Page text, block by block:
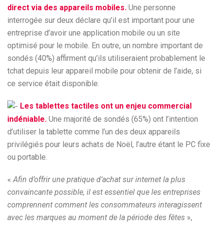
direct via des appareils mobiles. Une personne
interrogée sur deux déclare qu’il est important pour une
entreprise d’avoir une application mobile ou un site
optimisé pour le mobile. En outre, un nombre important de
sondés (40%) affirment qu’ils utiliseraient probablement le
tchat depuis leur appareil mobile pour obtenir de l’aide, si
ce service était disponible.
Les tablettes tactiles ont un enjeu commercial
indéniable. Une majorité de sondés (65%) ont l’intention
d’utiliser la tablette comme l’un des deux appareils
privilégiés pour leurs achats de Noël, l’autre étant le PC fixe
ou portable.
«Afin d’offrir une pratique d’achat sur internet la plus
convaincante possible, il est essentiel que les entreprises
comprennent comment les consommateurs interagissent
avec les marques au moment de la période des fêtes »,